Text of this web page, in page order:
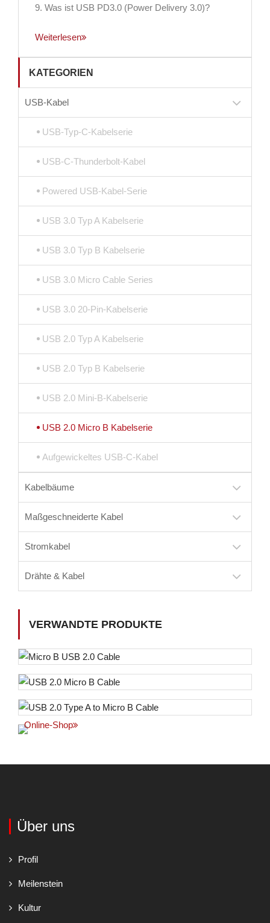
9. Was ist USB PD3.0 (Power Delivery 3.0)?
Weiterlesen
KATEGORIEN
USB-Kabel
USB-Typ-C-Kabelserie
USB-C-Thunderbolt-Kabel
Powered USB-Kabel-Serie
USB 3.0 Typ A Kabelserie
USB 3.0 Typ B Kabelserie
USB 3.0 Micro Cable Series
USB 3.0 20-Pin-Kabelserie
USB 2.0 Typ A Kabelserie
USB 2.0 Typ B Kabelserie
USB 2.0 Mini-B-Kabelserie
USB 2.0 Micro B Kabelserie
Aufgewickeltes USB-C-Kabel
Kabelbäume
Maßgeschneiderte Kabel
Stromkabel
Drähte & Kabel
VERWANDTE PRODUKTE
Online-Shop
Über uns
Profil
Meilenstein
Kultur